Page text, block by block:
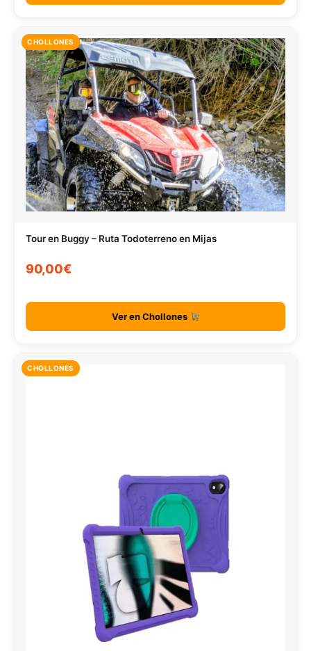
CHOLLONES
Tour en Buggy – Ruta Todoterreno en Mijas
90,00€
Ver en Chollones
CHOLLONES